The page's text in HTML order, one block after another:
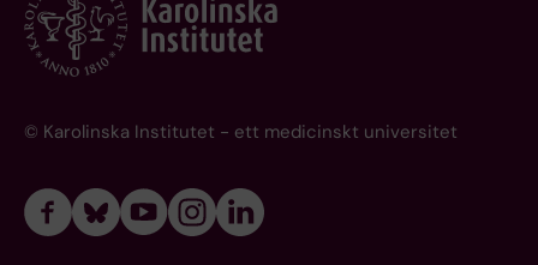
© Karolinska Institutet - ett medicinskt universitet